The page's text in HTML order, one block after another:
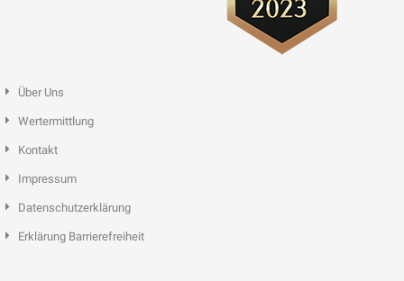
Über Uns
Wertermittlung
Kontakt
Impressum
Datenschutzerklärung
Erklärung Barrierefreiheit